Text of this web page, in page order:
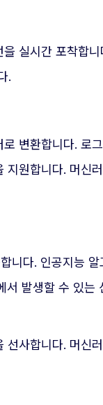
실시간 포착합
.
변환합니다. 로
원합니다. 머신
다. 인공지능
발생할 수 있
사합니다. 머신